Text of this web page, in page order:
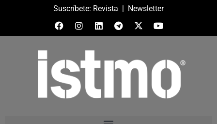
Suscríbete: Revista | Newsletter